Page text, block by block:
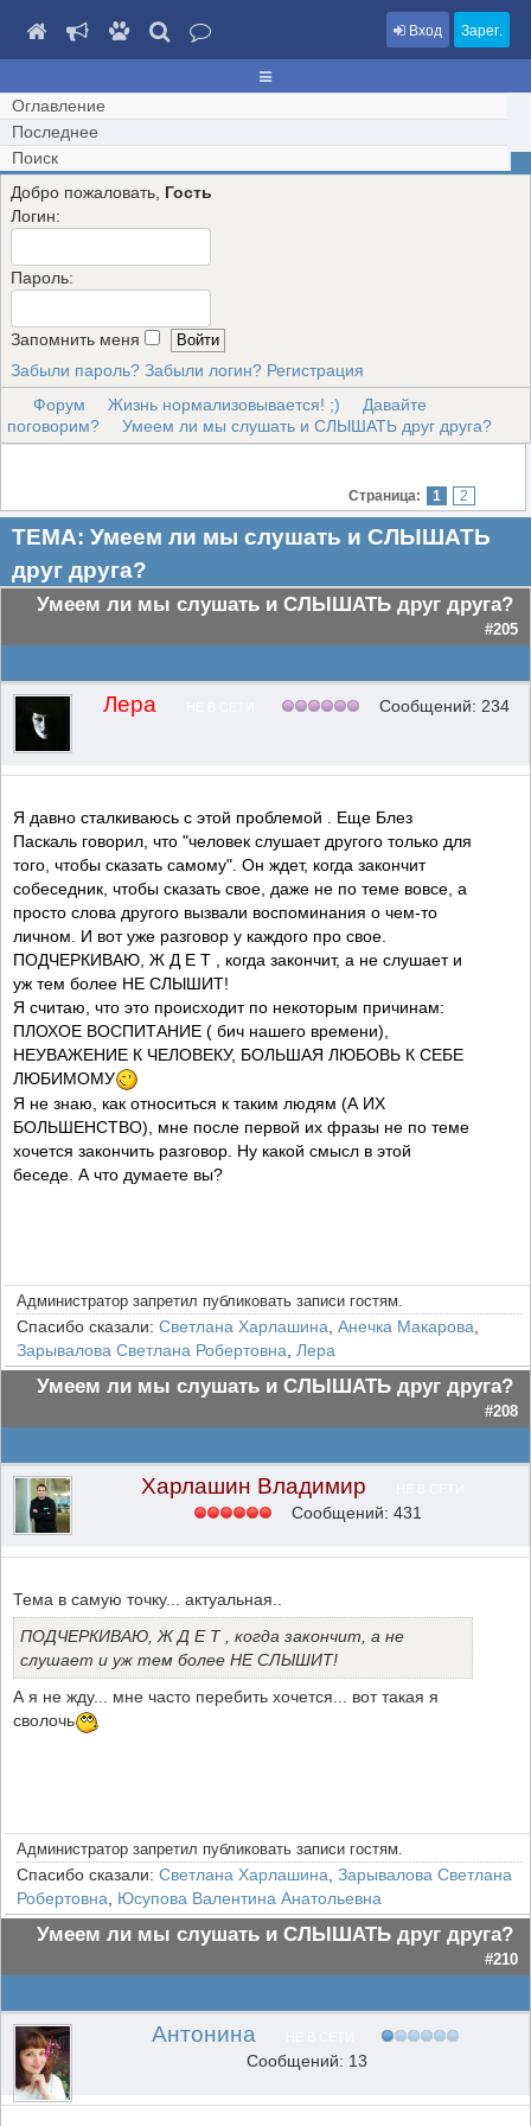
Вход Зарег.
Оглавление
Последнее
Поиск
Добро пожаловать, Гость
Логин:
Пароль:
Запомнить меня
Забыли пароль? Забыли логин? Регистрация
Форум
Жизнь нормализовывается! ;)
Давайте
поговорим?
Умеем ли мы слушать и СЛЫШАТЬ друг друга?
Страница: 1 2
ТЕМА: Умеем ли мы слушать и СЛЫШАТЬ
друг друга?
Умеем ли мы слушать и СЛЫШАТЬ друг друга?
#205
Лера Сообщений: 234
Я давно сталкиваюсь с этой проблемой . Еще Блез
Паскаль говорил, что "человек слушает другого только для
того, чтобы сказать самому". Он ждет, когда закончит
собеседник, чтобы сказать свое, даже не по теме вовсе, а
просто слова другого вызвали воспоминания о чем-то
личном. И вот уже разговор у каждого про свое.
ПОДЧЕРКИВАЮ, Ж Д Е Т , когда закончит, а не слушает и
уж тем более НЕ СЛЫШИТ!
Я считаю, что это происходит по некоторым причинам:
ПЛОХОЕ ВОСПИТАНИЕ ( бич нашего времени),
НЕУВАЖЕНИЕ К ЧЕЛОВЕКУ, БОЛЬШАЯ ЛЮБОВЬ К СЕБЕ
ЛЮБИМОМУ
Я не знаю, как относиться к таким людям (А ИХ
БОЛЬШЕНСТВО), мне после первой их фразы не по теме
хочется закончить разговор. Ну какой смысл в этой
беседе. А что думаете вы?
Администратор запретил публиковать записи гостям.
Спасибо сказали: Светлана Харлашина, Анечка Макарова,
Зарывалова Светлана Робертовна, Лера
Умеем ли мы слушать и СЛЫШАТЬ друг друга?
#208
Харлашин Владимир
Сообщений: 431
Тема в самую точку... актуальная..
ПОДЧЕРКИВАЮ, Ж Д Е Т , когда закончит, а не
слушает и уж тем более НЕ СЛЫШИТ!
А я не жду... мне часто перебить хочется... вот такая я
сволочь
Администратор запретил публиковать записи гостям.
Спасибо сказали: Светлана Харлашина Зарывалова Светлана
Робертовна
Юсупова Валентина Анатольевна
Умеем ли мы слушать и СЛЫШАТЬ друг друга?
#210
Антонина
Сообщений: 13